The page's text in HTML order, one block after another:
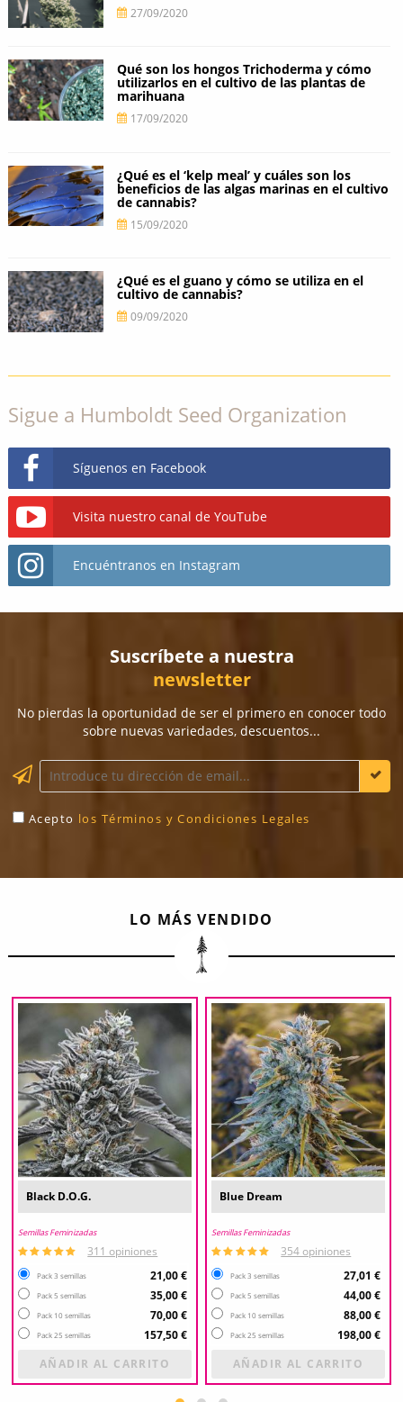
27/09/2020
Qué son los hongos Trichoderma y cómo
utilizarlos en el cultivo de las plantas de
marihuana
17/09/2020
¿Qué es el ‘kelp meal’ y cuáles son los
beneficios de las algas marinas en el cultivo
de cannabis?
15/09/2020
¿Qué es el guano y cómo se utiliza en el
cultivo de cannabis?
09/09/2020
Sigue a Humboldt Seed Organization
Síguenos en Facebook
Visita nuestro canal de YouTube
Encuéntranos en Instagram
Suscríbete a nuestra
newsletter
No pierdas la oportunidad de ser el primero en conocer todo
sobre nuevas variedades, descuentos...
Acepto los Términos y Condiciones Legales
LO MÁS VENDIDO
Black D.O.G.
Semillas Feminizadas
311 opiniones
Pack 3 semillas 21,00 €
Pack 5 semillas 35,00 €
Pack 10 semillas 70,00 €
Pack 25 semillas
157,50 €
AÑADIR AL CARRITO
Blue Dream
Semillas Feminizadas
354 opiniones
Pack 3 semillas 27,01 €
Pack 5 semillas 44,00 €
Pack 10 semillas 88,00 €
Pack 25 semillas
198,00 €
AÑADIR AL CARRITO